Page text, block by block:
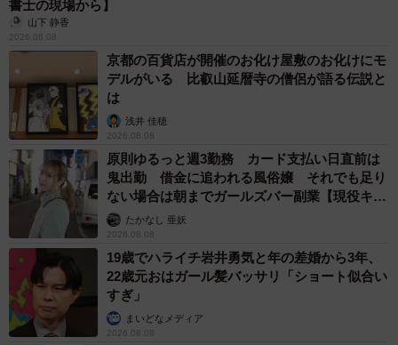
書士の現場から】
山下 静香
2026.08.08
京都の百貨店が開催のお化け屋敷のお化けにモ
デルがいる 比叡山延暦寺の僧侶が語る伝説と
は
浅井 佳穂
2026.08.08
原則ゆるっと週3勤務 カード支払い日直前は
鬼出勤 借金に追われる風俗嬢 それでも足り
ない場合は朝までガールズバー副業【現役キャ
ストに取材】
たかなし 亜妖
2026.08.08
19歳でハライチ岩井勇気と年の差婚から3年、
22歳元おはガール髪バッサリ「ショート似合い
すぎ」
まいどなメディア
2026.08.08